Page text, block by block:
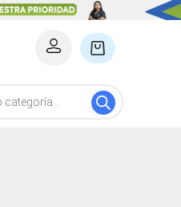
Carro
compra